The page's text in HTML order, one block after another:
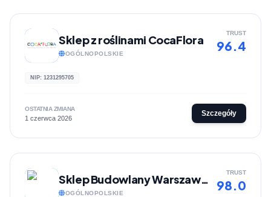
Sklep z roślinami CocaFlora
OGÓLNOPOLSKIE
TRUST
96.4
NIP: 1231295705
OSTATNIA ZMIANA
1 czerwca 2026
Szczegóły
Sklep Budowlany Warszawa - Milabud
OGÓLNOPOLSKIE
TRUST
98.0